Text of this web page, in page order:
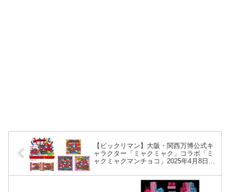
【ビックリマン】大阪・関西万博公式キ
ャラクター「ミャクミャク」コラボ「ミ
ャクミャクマンチョコ」2025年4月8日
ロッテ公式オンラインショップほか流通
限定。全10種（うちシークレット2種）